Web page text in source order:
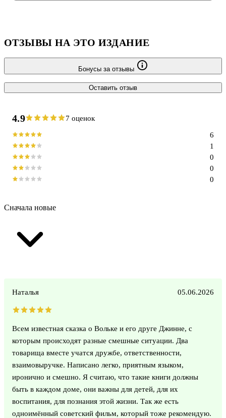
ОТЗЫВЫ НА ЭТО ИЗДАНИЕ
Бонусы за отзывы
Оставить отзыв
4.9 7 оценок
0
0
0
1
6
Сначала новые
Наталья 05.06.2026
Всем известная сказка о Вольке и его друге Джинне, с
которым происходят разные смешные ситуации. Два
товарища вместе учатся дружбе, ответственности,
взаимовыручке. Написано легко, приятным языком,
иронично и смешно. Я считаю, что такие книги должны
быть в каждом доме, они важны для детей, для их
воспитания, для познания этой жизни. Так же есть
одноимённый советский фильм, который тоже рекомендую.